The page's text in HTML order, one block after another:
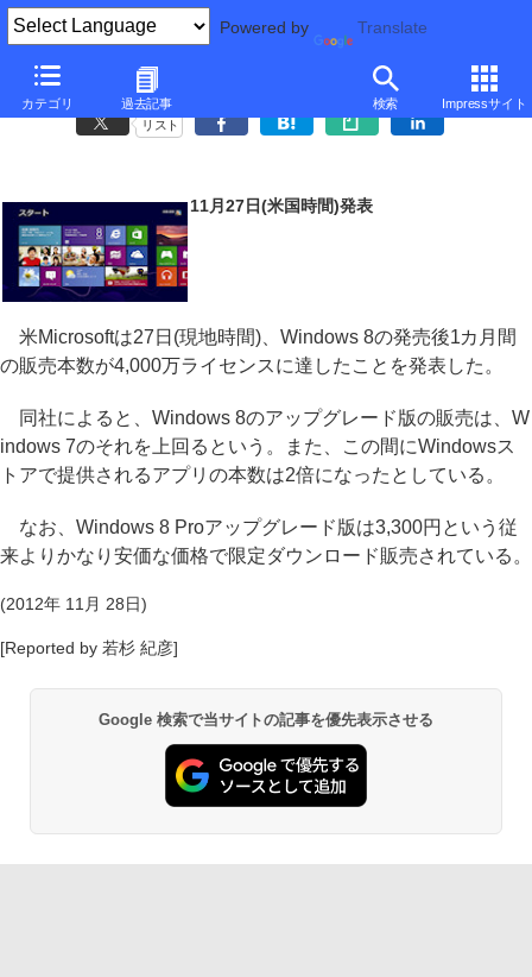
Powered by Translate
カテゴリ 過去記事 検索 Impressサイト
Windows 8発売から1カ月で4,000万ライセンスを販売
リスト
11月27日(米国時間)発表
米Microsoftは27日(現地時間)、Windows 8の発売後1カ月間
の販売本数が4,000万ライセンスに達したことを発表した。
同社によると、Windows 8のアップグレード版の販売は、W
indows 7のそれを上回るという。また、この間にWindowsス
トアで提供されるアプリの本数は2倍になったとしている。
なお、Windows 8 Proアップグレード版は3,300円という従
来よりかなり安価な価格で限定ダウンロード販売されている。
(2012年 11月 28日)
[Reported by 若杉 紀彦]
Google 検索で当サイトの記事を優先表示させる